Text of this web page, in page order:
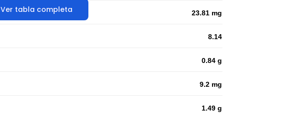
Ver tabla completa 23.81 mg
8.14
0.84 g
9.2 mg
1.49 g